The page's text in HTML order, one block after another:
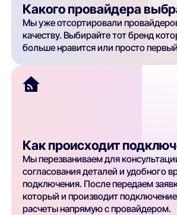
Какого провайдера
Мы уже отсортировали
качеству. Выбирайте тот бренд
больше нравится или просто
Как происходит
Мы перезваниваем для
согласования деталей и удобного
подключения. После передаем
который и производит
расчеты напрямую с провайдером.